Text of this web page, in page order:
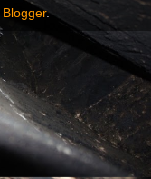
Blogger.